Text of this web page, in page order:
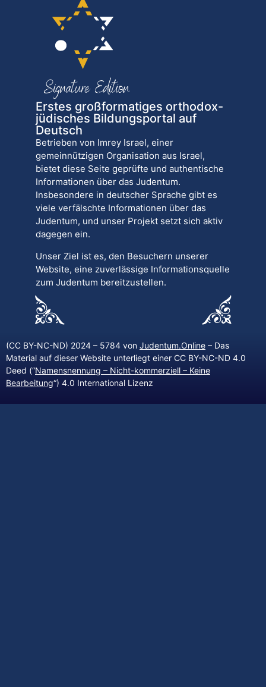
Erstes großformatiges orthodox-
jüdisches Bildungsportal auf
Deutsch
Betrieben von Imrey Israel, einer
gemeinnützigen Organisation aus Israel,
bietet diese Seite geprüfte und authentische
Informationen über das Judentum.
Insbesondere in deutscher Sprache gibt es
viele verfälschte Informationen über das
Judentum, und unser Projekt setzt sich aktiv
dagegen ein.
Unser Ziel ist es, den Besuchern unserer
Website, eine zuverlässige Informationsquelle
zum Judentum bereitzustellen.
(CC BY-NC-ND) 2024 – 5784 von Judentum.Online – Das
Material auf dieser Website unterliegt einer CC BY-NC-ND 4.0
Deed (“Namensnennung – Nicht-kommerziell – Keine
Bearbeitung“) 4.0 International Lizenz